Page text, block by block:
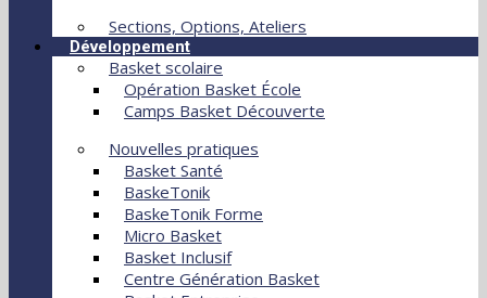
Sections, Options, Ateliers
Développement
Basket scolaire
Opération Basket École
Camps Basket Découverte
Nouvelles pratiques
Basket Santé
BaskeTonik
BaskeTonik Forme
Micro Basket
Basket Inclusif
Centre Génération Basket